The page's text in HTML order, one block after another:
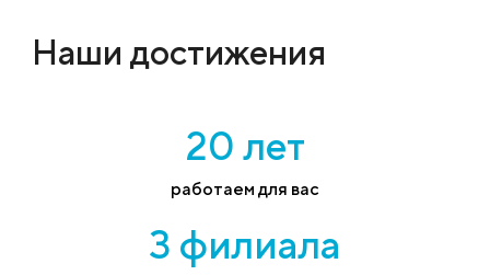
Наши достижения
20 лет
работаем для вас
3 филиала